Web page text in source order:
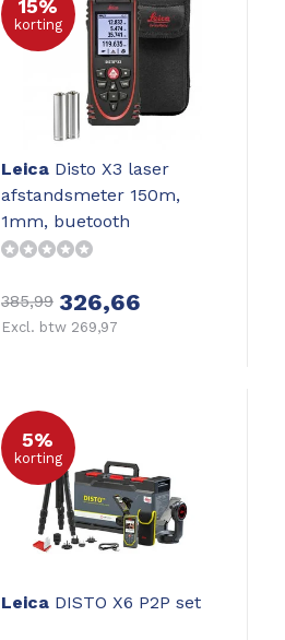
15%
korting
LeicaDisto X3 laser
afstandsmeter 150m,
1mm, buetooth
385,99 326,66
Excl. btw 269,97
5%
korting
LeicaDISTO X6 P2P set